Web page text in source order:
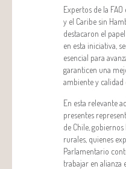
Expertos de la
y el Caribe sin
destacaron el
en esta iniciativa,
esencial para
garanticen una
ambiente y calidad
En esta relevante
presentes
de Chile,
rurales, quienes
Parlamentario
trabajar en alianza